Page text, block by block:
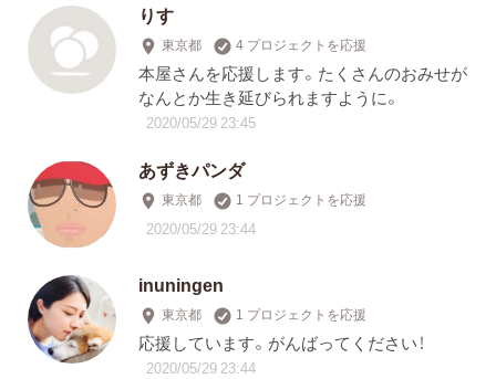
りす
東京都 4 プロジェクトを応援
本屋さんを応援します。たくさんのおみせが
なんとか生き延びられますように。
2020/05/29 23:45
あずきパンダ
東京都 1 プロジェクトを応援
2020/05/29 23:44
inuningen
東京都 1 プロジェクトを応援
応援しています。がんばってください！
2020/05/29 23:44